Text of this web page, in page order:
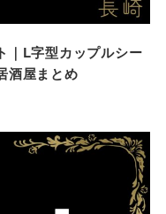
｜L字型カップルシー
酒屋まとめ